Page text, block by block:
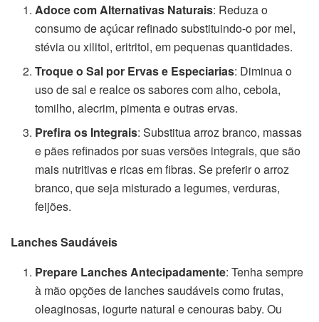
Adoce com Alternativas Naturais: Reduza o
consumo de açúcar refinado substituindo-o por mel,
stévia ou xilitol, eritritol, em pequenas quantidades.
Troque o Sal por Ervas e Especiarias: Diminua o
uso de sal e realce os sabores com alho, cebola,
tomilho, alecrim, pimenta e outras ervas.
Prefira os Integrais: Substitua arroz branco, massas
e pães refinados por suas versões integrais, que são
mais nutritivas e ricas em fibras. Se preferir o arroz
branco, que seja misturado a legumes, verduras,
feijões.
Lanches Saudáveis
Prepare Lanches Antecipadamente: Tenha sempre
à mão opções de lanches saudáveis como frutas,
oleaginosas, iogurte natural e cenouras baby. Ou